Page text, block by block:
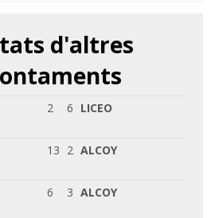
d'altres
2 6 LICEO
13 2 ALCOY
6 3 ALCOY